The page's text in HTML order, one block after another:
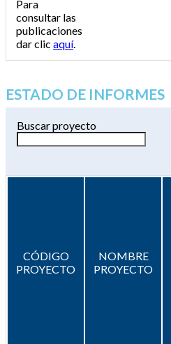
Para
consultar las
publicaciones
dar clic aquí.
ESTADO DE INFORMES
Buscar proyecto
CÓDIGO
PROYECTO
NOMBRE
PROYECTO